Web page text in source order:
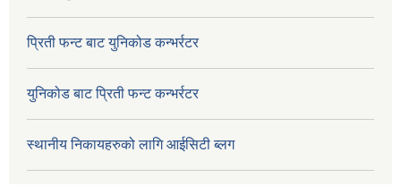
प्रिती फन्ट बाट युनिकोड कन्भर्रटर
युनिकोड बाट प्रिती फन्ट कन्भर्रटर
स्थानीय निकायहरुको लागि आईसिटी ब्लग